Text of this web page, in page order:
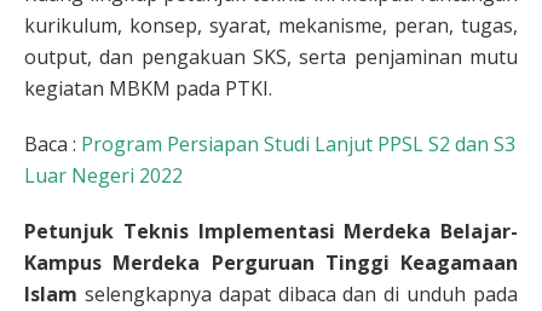
kurikulum, konsep, syarat, mekanisme, peran, tugas,
output, dan pengakuan SKS, serta penjaminan mutu
kegiatan MBKM pada PTKI.
Baca : Program Persiapan Studi Lanjut PPSL S2 dan S3
Luar Negeri 2022
Petunjuk Teknis Implementasi Merdeka Belajar-
Kampus Merdeka Perguruan Tinggi Keagamaan
Islam selengkapnya dapat dibaca dan di unduh pada